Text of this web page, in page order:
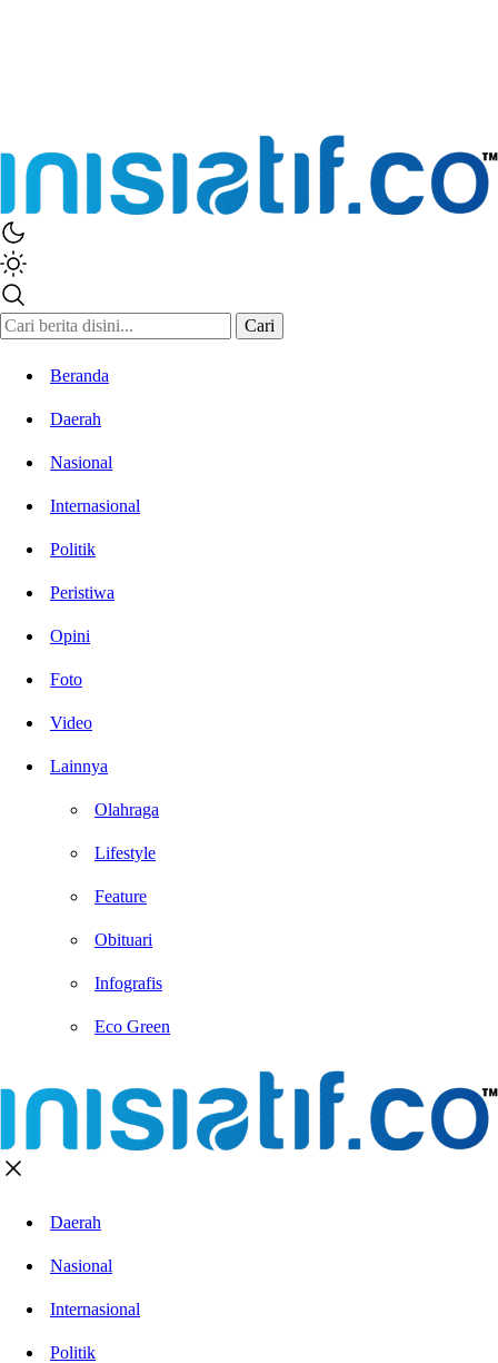
Inisiatif.co
Stay Connected Stay Informed
Cari
Beranda
Daerah
Nasional
Internasional
Politik
Peristiwa
Opini
Foto
Video
Lainnya
Olahraga
Lifestyle
Feature
Obituari
Infografis
Eco Green
Daerah
Nasional
Internasional
Politik